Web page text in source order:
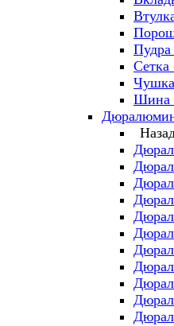
Пудра
Сетка
Чушка
Шина